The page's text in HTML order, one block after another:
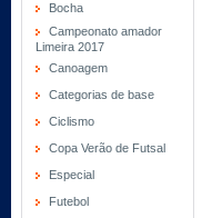
Bocha
Campeonato amador
Limeira 2017
Canoagem
Categorias de base
Ciclismo
Copa Verão de Futsal
Especial
Futebol